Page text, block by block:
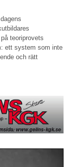
teoriprovets
ett system som inte
och rätt